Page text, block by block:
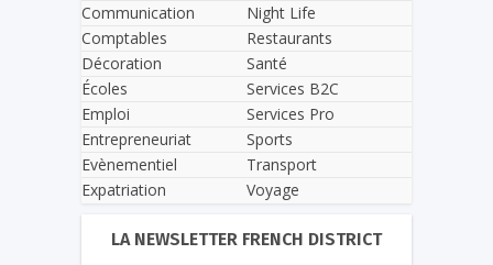
Communication
Comptables
Décoration
Écoles
Emploi
Entrepreneuriat
Evènementiel
Expatriation
Night Life
Restaurants
Santé
Services B2C
Services Pro
Sports
Transport
Voyage
LA NEWSLETTER FRENCH DISTRICT